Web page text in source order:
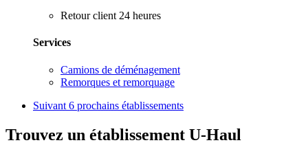
Retour client 24 heures
Services
Camions de déménagement
Remorques et remorquage
Suivant 6 prochains établissements
Trouvez un établissement U-Haul